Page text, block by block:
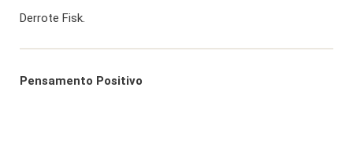
Derrote Fisk.
Pensamento Positivo